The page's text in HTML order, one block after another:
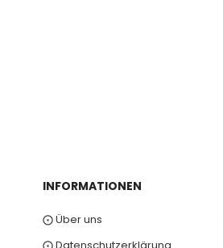
INFORMATIONEN
⨀ Über uns